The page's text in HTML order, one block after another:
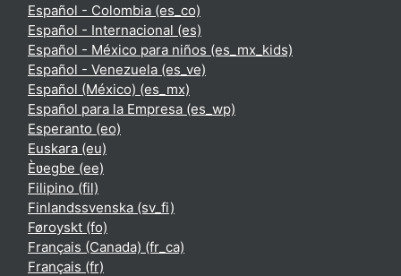
Español - Colombia ‎(es_co)‎
Español - Internacional ‎(es)‎
Español - México para niños ‎(es_mx_kids)‎
Español - Venezuela ‎(es_ve)‎
Español (México) ‎(es_mx)‎
Español para la Empresa ‎(es_wp)‎
Esperanto ‎(eo)‎
Euskara ‎(eu)‎
Èʋegbe ‎(ee)‎
Filipino ‎(fil)‎
Finlandssvenska ‎(sv_fi)‎
Føroyskt ‎(fo)‎
Français (Canada) ‎(fr_ca)‎
Français ‎(fr)‎